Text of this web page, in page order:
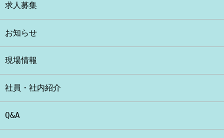
求人募集
お知らせ
現場情報
社員・社内紹介
Q&A